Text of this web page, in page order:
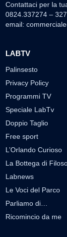
Contattaci per la
0824.337274 –
email:
LABTV
Palinsesto
Privacy Policy
Programmi TV
Speciale LabTv
Doppio Taglio
Free sport
L’Orlando Curioso
La Bottega di
Labnews
Le Voci del Parco
Parliamo di…
Ricomincio da me